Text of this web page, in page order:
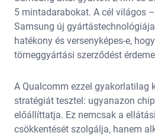
5 mintadarabokat. A cél világos
Samsung új
hatékony és versenyképes-e,
tömeggyártási szerződést
A Qualcomm ezzel gyakorlatilag
stratégiát tesztel: ugyanazon
előállíttatja. Ez nemcsak a
csökkentését szolgálja, hanem